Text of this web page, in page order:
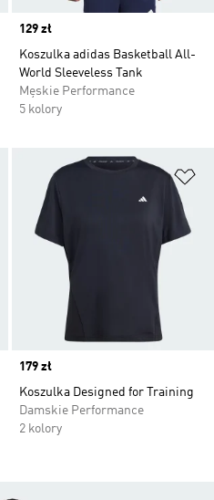
Price
129 zł
Koszulka adidas Basketball All-
World Sleeveless Tank
Męskie Performance
5 kolory
Dodaj do listy życzeń
Price
179 zł
Koszulka Designed for Training
Damskie Performance
2 kolory